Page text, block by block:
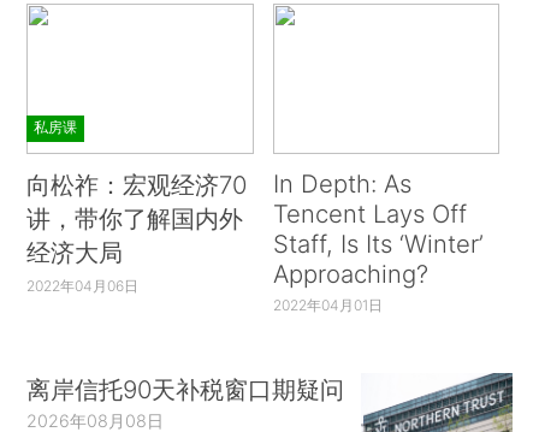
私房课
向松祚：宏观经济70
讲，带你了解国内外
经济大局
2022年04月06日
In Depth: As
Tencent Lays Off
Staff, Is Its ‘Winter’
Approaching?
2022年04月01日
离岸信托90天补税窗口期疑问
2026年08月08日